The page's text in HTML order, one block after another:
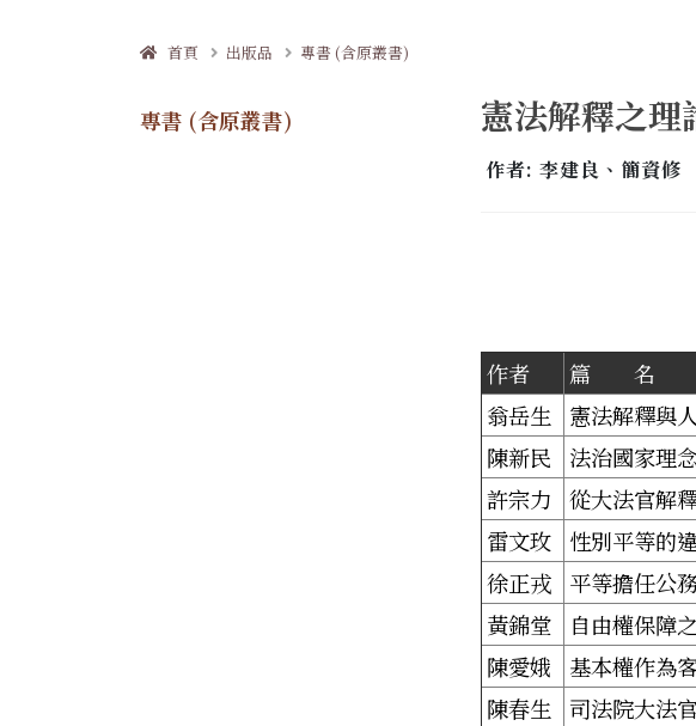
首頁 出版品 專書 (含原叢書)
專書 (含原叢書) 憲法解釋之
作者: 李建良、簡資修
作者
篇 名
翁岳生
憲法解釋與
陳新民
法治國家理
許宗力
從大法官解
雷文玫
性別平等的
徐正戎
平等擔任公
黃錦堂
自由權保障
陳愛娥
基本權作為
陳春生
司法院大法